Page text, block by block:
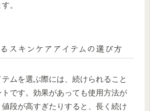
。
スキンケアアイテムの選び方
ムを選ぶ際には、続けられること
トです。効果があっても使用方法が
段が高すぎたりすると、長く続け